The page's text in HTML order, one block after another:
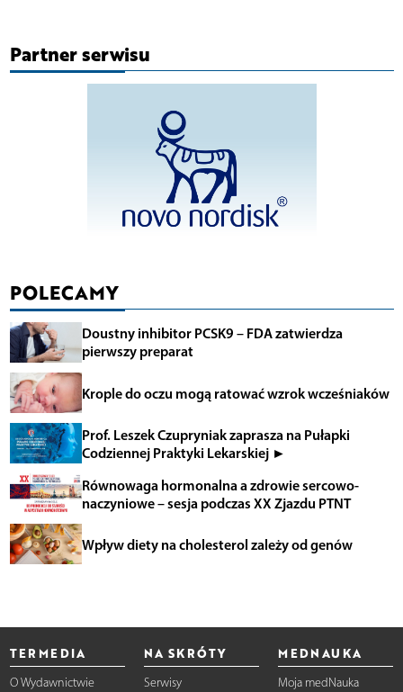
Partner serwisu
POLECAMY
Doustny inhibitor PCSK9 – FDA zatwierdza
pierwszy preparat
Krople do oczu mogą ratować wzrok wcześniaków
Prof. Leszek Czupryniak zaprasza na Pułapki
Codziennej Praktyki Lekarskiej ►
Równowaga hormonalna a zdrowie sercowo-
naczyniowe – sesja podczas XX Zjazdu PTNT
Wpływ diety na cholesterol zależy od genów
TERMEDIA
O Wydawnictwie
NA SKRÓTY
Serwisy
MEDNAUKA
Moja medNauka